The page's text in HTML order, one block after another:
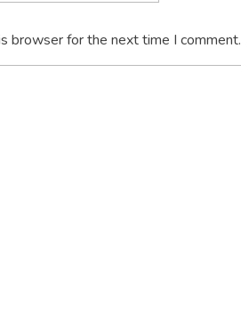
browser for the next time I comment.